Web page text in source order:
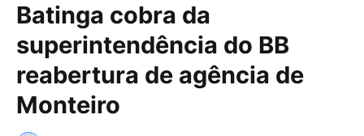
Batinga cobra da
superintendência do BB
reabertura de agência de
Monteiro